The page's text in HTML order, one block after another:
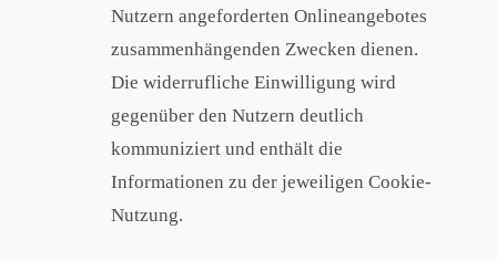
Nutzern angeforderten Onlineangebotes
zusammenhängenden Zwecken dienen.
Die widerrufliche Einwilligung wird
gegenüber den Nutzern deutlich
kommuniziert und enthält die
Informationen zu der jeweiligen Cookie-
Nutzung.